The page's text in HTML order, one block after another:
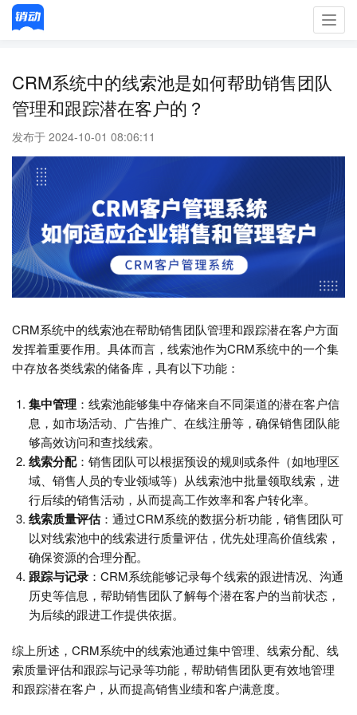
CRM系统中的线索池是如何帮助销售团队
管理和跟踪潜在客户的？
发布于 2024-10-01 08:06:11
CRM系统中的线索池在帮助销售团队管理和跟踪潜在客户方面
发挥着重要作用。具体而言，线索池作为CRM系统中的一个集
中存放各类线索的储备库，具有以下功能：
集中管理 ：线索池能够集中存储来自不同渠道的潜在客户信
息，如市场活动、广告推广、在线注册等，确保销售团队能
够高效访问和查找线索。
线索分配：销售团队可以根据预设的规则或条件（如地理区
域、销售人员的专业领域等）从线索池中批量领取线索，进
行后续的销售活动，从而提高工作效率和客户转化率。
线索质量评估：通过CRM系统的数据分析功能，销售团队可
以对线索池中的线索进行质量评估，优先处理高价值线索，
确保资源的合理分配。
跟踪与记录 ：CRM系统能够记录每个线索的跟进情况、沟通
历史等信息，帮助销售团队了解每个潜在客户的当前状态，
为后续的跟进工作提供依据。
综上所述，CRM系统中的线索池通过集中管理、线索分配、线
索质量评估和跟踪与记录等功能，帮助销售团队更有效地管理
和跟踪潜在客户，从而提高销售业绩和客户满意度。